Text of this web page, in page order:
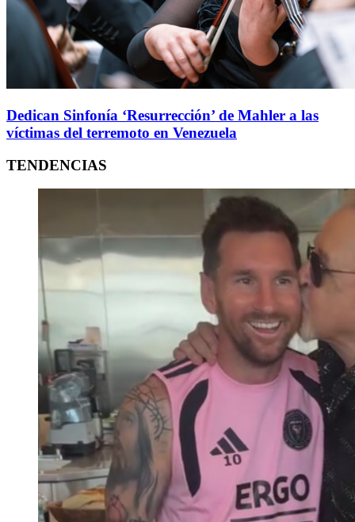
Dedican Sinfonía ‘Resurrección’ de Mahler a las
víctimas del terremoto en Venezuela
TENDENCIAS